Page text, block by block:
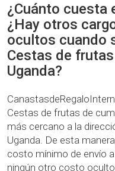
¿Cuánto cuesta
¿Hay otros
ocultos cuando
Cestas de
Uganda?
Cestas de frutas de
más cercano a la
Uganda. De esta
costo mínimo de envío a
ningún otro costo